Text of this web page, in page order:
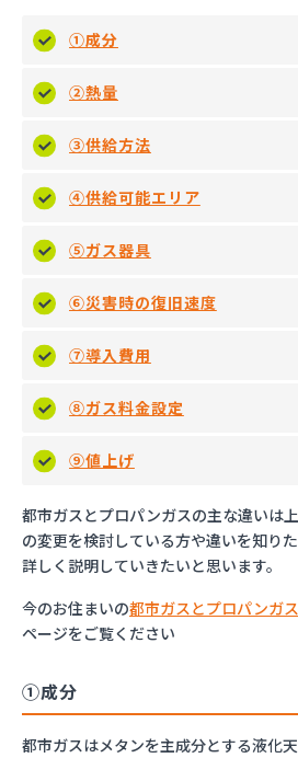
2都市ガスよりプロパンガスの方が
3都市ガスとプロパンガス、使うな
4都市ガスとプロパンガスの見分け
決！
①成分
②熱量
③供給方法
④供給可能エリア
⑤ガス器具
⑥災害時の復旧速度
⑦導入費用
⑧ガス料金設定
⑨値上げ
都市ガスとプロパンガスの主な違いは
の変更を検討している方や違いを知り
詳しく説明していきたいと思います。
今のお住まいの都市ガスとプロパンガ
ページをご覧ください
①成分
都市ガスはメタンを主成分とする液化